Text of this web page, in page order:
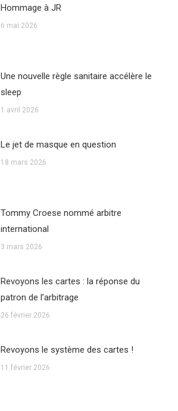
Hommage à JR
6 mai 2026
Une nouvelle règle sanitaire accélère le
sleep
1 avril 2026
Le jet de masque en question
18 mars 2026
Tommy Croese nommé arbitre
international
3 mars 2026
Revoyons les cartes : la réponse du
patron de l’arbitrage
26 février 2026
Revoyons le système des cartes !
11 février 2026